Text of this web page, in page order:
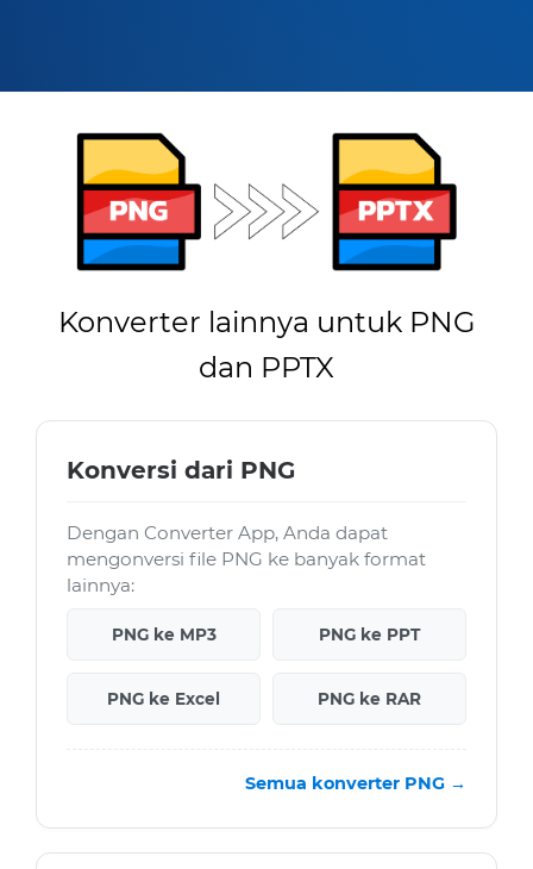
Konverter lainnya untuk PNG
dan PPTX
Konversi dari PNG
Dengan Converter App, Anda dapat
mengonversi file PNG ke banyak format
lainnya:
PNG ke MP3 PNG ke PPT
PNG ke Excel PNG ke RAR
Semua konverter PNG →